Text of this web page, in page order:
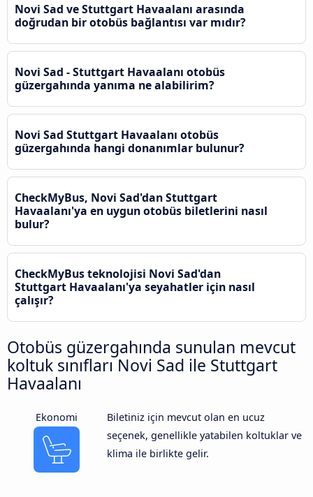
Novi Sad ve Stuttgart Havaalanı arasında
doğrudan bir otobüs bağlantısı var mıdır?
Novi Sad - Stuttgart Havaalanı otobüs
güzergahında yanıma ne alabilirim?
Novi Sad Stuttgart Havaalanı otobüs
güzergahında hangi donanımlar bulunur?
CheckMyBus, Novi Sad'dan Stuttgart
Havaalanı'ya en uygun otobüs biletlerini nasıl
bulur?
CheckMyBus teknolojisi Novi Sad'dan
Stuttgart Havaalanı'ya seyahatler için nasıl
çalışır?
Otobüs güzergahında sunulan mevcut
koltuk sınıfları Novi Sad ile Stuttgart
Havaalanı
Ekonomi
Biletiniz için mevcut olan en ucuz
seçenek, genellikle yatabilen koltuklar ve
klima ile birlikte gelir.